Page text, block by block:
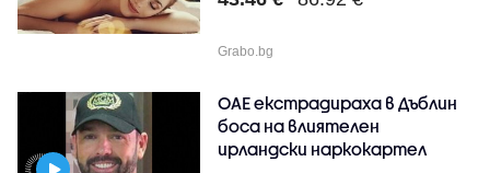
Grabo.bg
ОАЕ екстрадираха в Дъблин
боса на влиятелен
ирландски наркокартел